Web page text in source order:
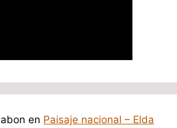
en Paisaje nacional – Elda